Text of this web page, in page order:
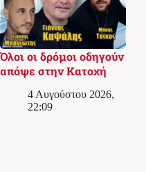
Όλοι οι δρόμοι οδηγούν
απόψε στην Κατοχή
4 Αυγούστου 2026,
22:09